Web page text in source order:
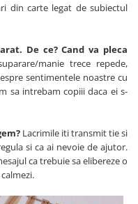
din carte legat de subiectul
De ce? Cand va pleca
manie trece repede,
sentimentele noastre cu
sa intrebam copiii daca ei s-
Lacrimile iti transmit tie si
si ca ai nevoie de ajutor.
ca trebuie sa elibereze o